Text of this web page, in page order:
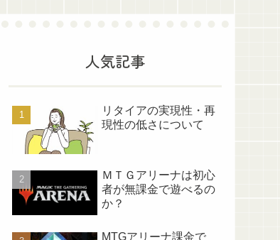
人気記事
リタイアの実現性・再
現性の低さについて
ＭＴＧアリーナは初心
者が無課金で遊べるの
か？
MTGアリーナ課金で